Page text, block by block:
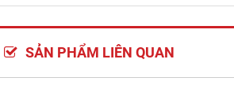
SẢN PHẨM LIÊN QUAN